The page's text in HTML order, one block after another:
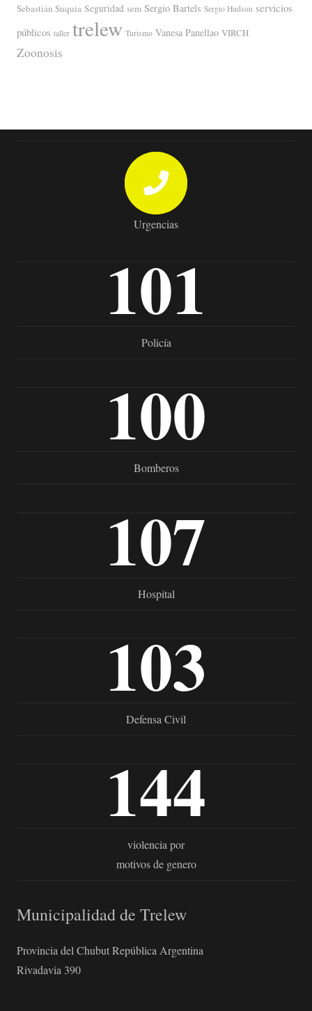
Sebastián Suquia Seguridad sem Sergio Bartels Sergio Hudson servicios
públicos taller trelew Turismo Vanesa Panellao VIRCH
Zoonosis
Urgencias
101
Policía
100
Bomberos
107
Hospital
103
Defensa Civil
144
violencia por
motivos de genero
Municipalidad de Trelew
Provincia del Chubut República Argentina
Rivadavia 390